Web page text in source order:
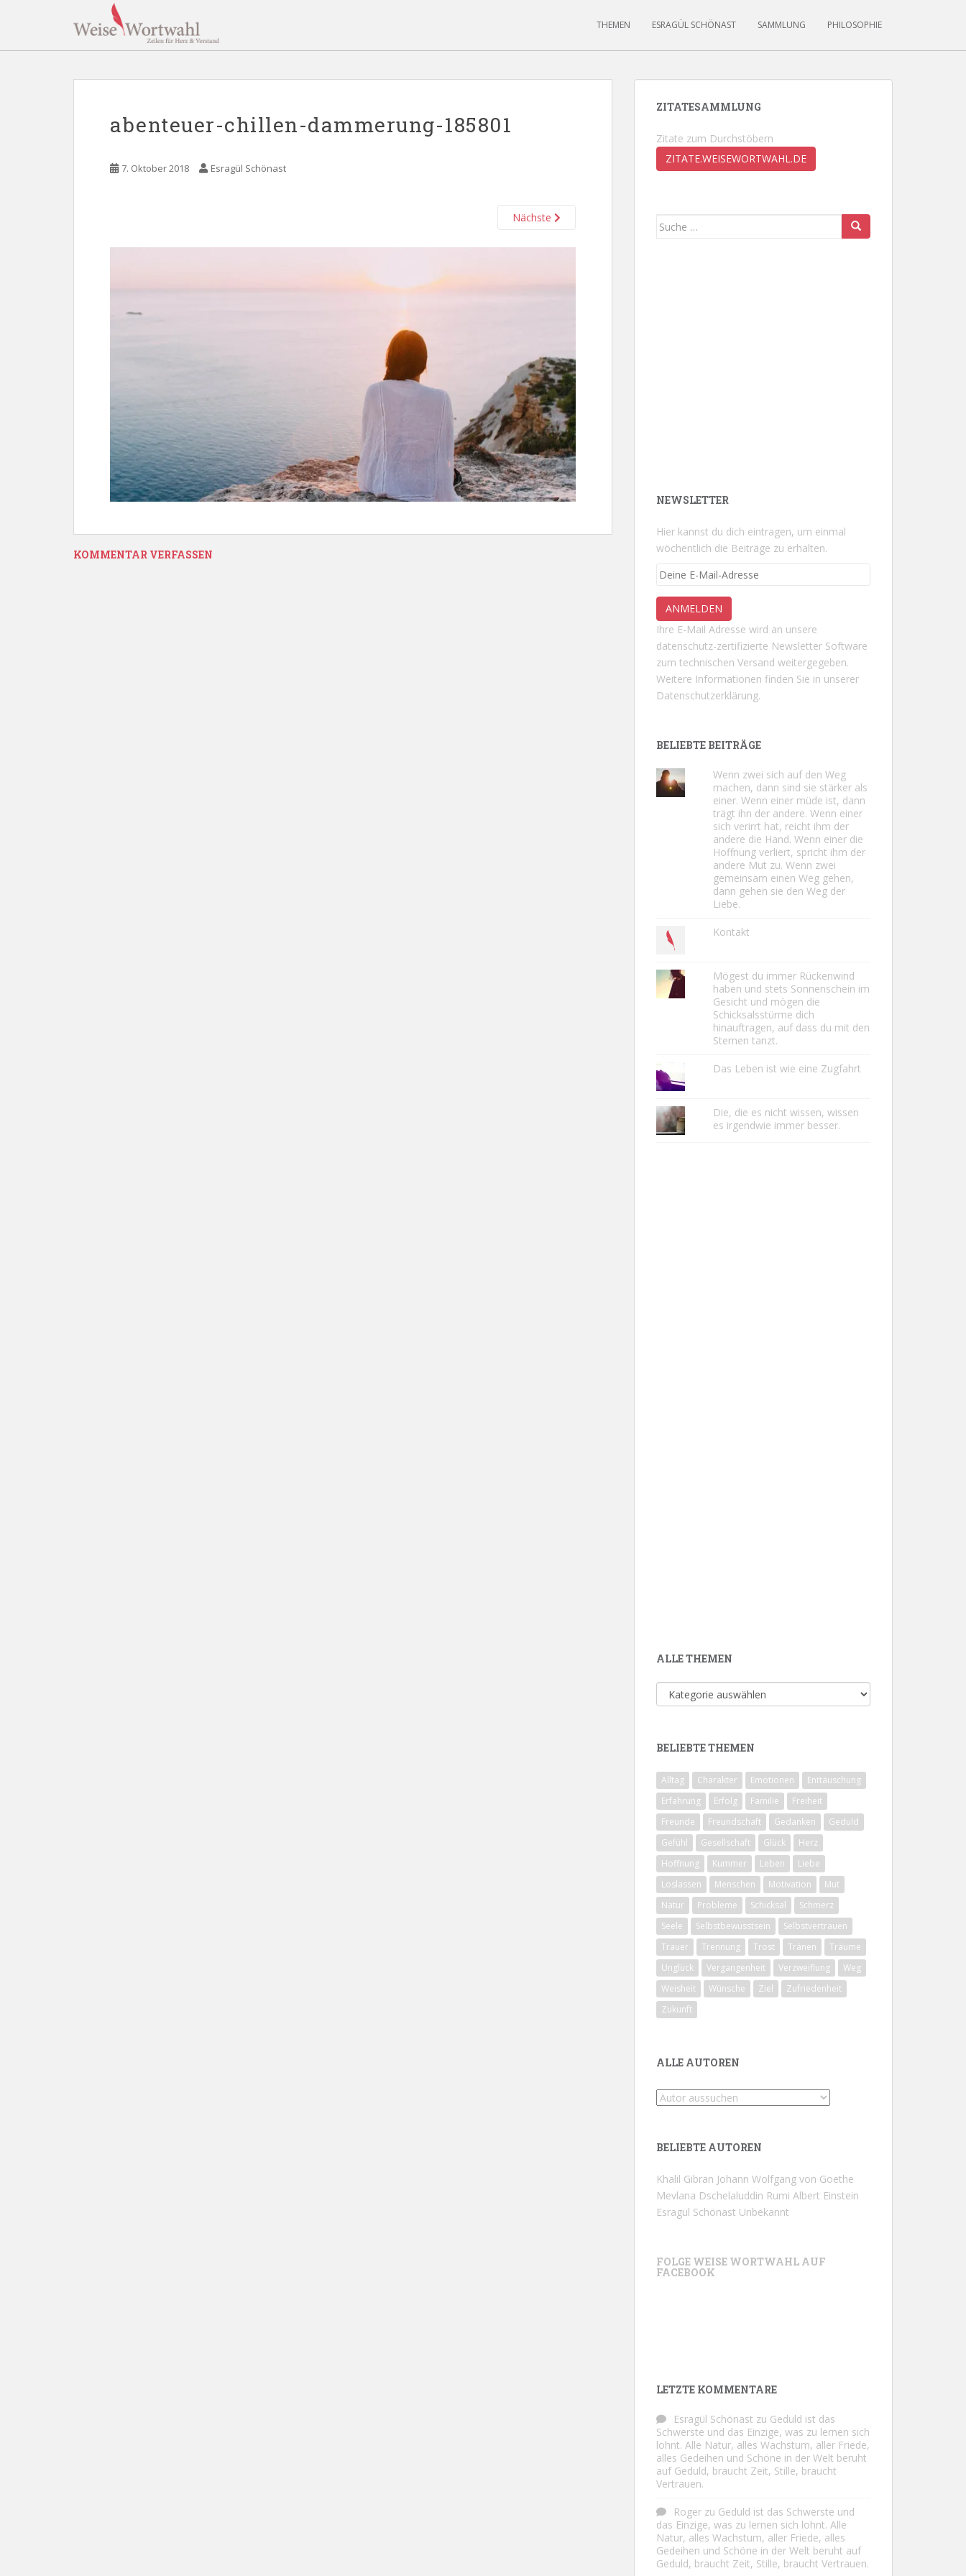
THEMEN ESRAGÜL SCHÖNAST SAMMLUNG PHILOSOPHIE
abenteuer-chillen-dammerung-185801
7. Oktober 2018 Esragül Schönast
Nächste
KOMMENTAR VERFASSEN
ZITATESAMMLUNG
Zitate zum Durchstöbern
ZITATE.WEISEWORTWAHL.DE
Suche
NEWSLETTER
Hier kannst du dich eintragen, um einmal
wöchentlich die Beiträge zu erhalten.
Ihre E-Mail Adresse wird an unsere
datenschutz-zertifizierte Newsletter Software
zum technischen Versand weitergegeben.
Weitere Informationen finden Sie in unserer
Datenschutzerklärung.
BELIEBTE BEITRÄGE
Wenn zwei sich auf den Weg
machen, dann sind sie stärker als
einer. Wenn einer müde ist, dann
trägt ihn der andere. Wenn einer
sich verirrt hat, reicht ihm der
andere die Hand. Wenn einer die
Hoffnung verliert, spricht ihm der
andere Mut zu. Wenn zwei
gemeinsam einen Weg gehen,
dann gehen sie den Weg der
Liebe.
Kontakt
Mögest du immer Rückenwind
haben und stets Sonnenschein im
Gesicht und mögen die
Schicksalsstürme dich
hinauftragen, auf dass du mit den
Sternen tanzt.
Das Leben ist wie eine Zugfahrt
Die, die es nicht wissen, wissen
es irgendwie immer besser.
ALLE THEMEN
Alle
Themen
BELIEBTE THEMEN
Alltag Charakter Emotionen
Enttäuschung
Erfahrung
Erfolg Familie
Freiheit
Freunde
Freundschaft Gedanken
Geduld
Gefühl
Gesellschaft Glück
Herz
Hoffnung
Kummer Leben
Liebe
Loslassen
Menschen Motivation
Mut
Natur
Probleme Schicksal
Schmerz
Seele
Selbstbewusstsein
Selbstvertrauen
Trauer
Trennung Trost Tränen
Träume
Unglück
Vergangenheit Verzweiflung
Weg
Weisheit
Wünsche Ziel
Zufriedenheit
Zukunft
ALLE AUTOREN
BELIEBTE AUTOREN
Khalil Gibran Johann Wolfgang von Goethe
Mevlana Dschelaluddin Rumi Albert Einstein
Esragül Schönast Unbekannt
FOLGE WEISE WORTWAHL AUF
FACEBOOK
LETZTE KOMMENTARE
Esragül Schönast zu Geduld ist das
Schwerste und das Einzige, was zu lernen sich
lohnt. Alle Natur, alles Wachstum, aller Friede,
alles Gedeihen und Schöne in der Welt beruht
auf Geduld, braucht Zeit, Stille, braucht
Vertrauen.
Roger zu Geduld ist das Schwerste und
das Einzige, was zu lernen sich lohnt. Alle
Natur, alles Wachstum, aller Friede, alles
Gedeihen und Schöne in der Welt beruht auf
Geduld, braucht Zeit, Stille, braucht Vertrauen.